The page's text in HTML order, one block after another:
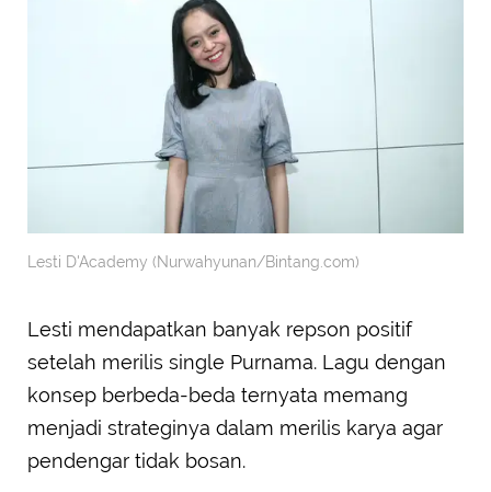
Lesti D'Academy (Nurwahyunan/Bintang.com)
Lesti mendapatkan banyak repson positif
setelah merilis single Purnama. Lagu dengan
konsep berbeda-beda ternyata memang
menjadi strateginya dalam merilis karya agar
pendengar tidak bosan.